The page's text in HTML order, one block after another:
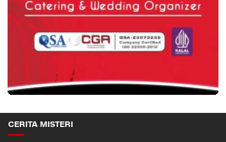
CERITA MISTERI